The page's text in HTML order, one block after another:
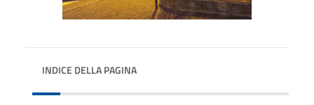
INDICE DELLA PAGINA